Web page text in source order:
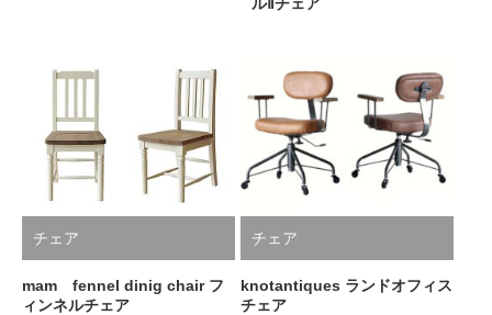
チェア
mam fennel dinig chair フ
ィンネルチェア
チェア
knotantiques ランドオフィス
チェア